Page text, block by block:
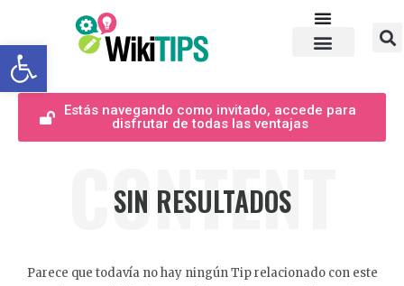
Abrir barra de herramientas
Estás navegando como invitado, accede para
disfrutar de todas las ventajas
CONTENT
SIN RESULTADOS
Parece que todavía no hay ningún Tip relacionado con este